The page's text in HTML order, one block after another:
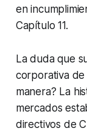
en
Capítulo 11.
La duda que
corporativa
manera? La
mercados
directivos de